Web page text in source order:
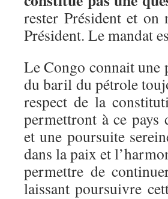
rester Président et on
Président. Le mandat
Le Congo connait une
du baril du pétrole
respect de la
permettront à ce pays
et une poursuite
dans la paix et
permettre de
laissant poursuivre